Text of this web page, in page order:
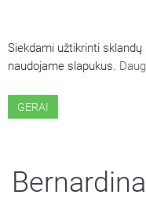
Siekdami užtikrinti
naudojame slapukus.
GERAI